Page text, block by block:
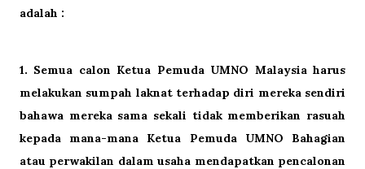
adalah :
1. Semua calon Ketua Pemuda UMNO Malaysia harus
melakukan sumpah laknat terhadap diri mereka sendiri
bahawa mereka sama sekali tidak memberikan rasuah
kepada mana-mana Ketua Pemuda UMNO Bahagian
atau perwakilan dalam usaha mendapatkan pencalonan